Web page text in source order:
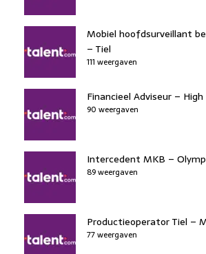
Mobiel hoofdsurveillant
– Tiel
111 weergaven
Financieel Adviseur –
90 weergaven
Intercedent MKB –
89 weergaven
Productieoperator Tiel –
77 weergaven